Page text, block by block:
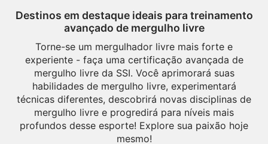
Destinos em destaque ideais para treinamento
avançado de mergulho livre
Torne-se um mergulhador livre mais forte e
experiente - faça uma certificação avançada de
mergulho livre da SSI. Você aprimorará suas
habilidades de mergulho livre, experimentará
técnicas diferentes, descobrirá novas disciplinas de
mergulho livre e progredirá para níveis mais
profundos desse esporte! Explore sua paixão hoje
mesmo!